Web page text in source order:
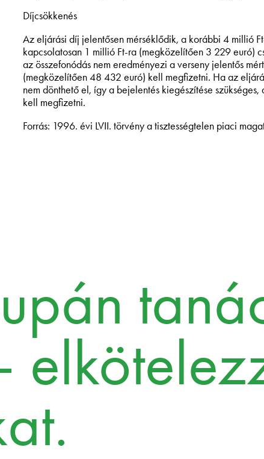
Díjcsökkenés
Az eljárási díj jelentősen mérséklődik, a korábbi 4 millió
kapcsolatosan 1 millió Ft-ra (megközelítően 3 229 euró)
az összefonódás nem eredményezi a verseny jelentős
(megközelítően 48 432 euró) kell megfizetni. Ha az
nem dönthető el, így a bejelentés kiegészítése
kell megfizetni.
Forrás: 1996. évi LVII. törvény a tisztességtelen piaci